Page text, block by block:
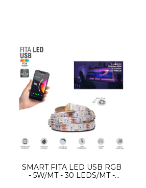
SMART FITA LED USB RGB
- 5W/MT - 30 LEDS/MT -